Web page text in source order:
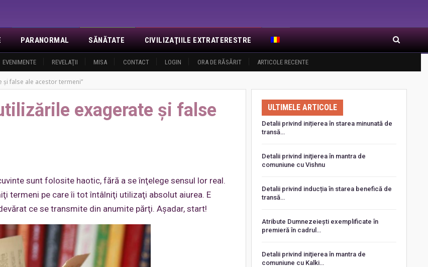
EVENIMENTE REVELAŢII MISA CONTACT LOGIN ORA DE RĂSĂRIT ARTICOLE RECENTE
PARANORMAL SĂNĂTATE CIVILIZAŢIILE EXTRATERESTRE
şi false ale acestor termeni”
exagerate şi false
sunt folosite haotic, fără a se înţelege sensul lor real.
termeni pe care îi tot întâlniţi utilizaţi absolut aiurea. E
ce se transmite din anumite părţi. Aşadar, start!
ULTIMELE ARTICOLE
Detalii privind inițierea în starea minunată de
transă…
Detalii privind iniţierea în mantra de
comuniune cu Vishnu
Detalii privind inducția în starea benefică de
transă…
Atribute Dumnezeiești exemplificate în
premieră în cadrul…
Detalii privind iniţierea în mantra de
comuniune cu Kalki…